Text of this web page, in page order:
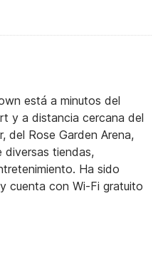
está a minutos del
y a distancia cercana del
del Rose Garden Arena,
tiendas,
Ha sido
cuenta con Wi-Fi gratuito